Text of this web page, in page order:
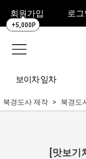
회원가입
+5,000P
로그
보이차 잎차
북경도사 제작 북경도
[맛보기